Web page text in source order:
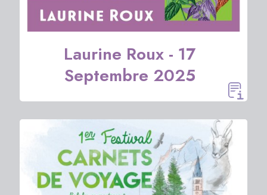
Laurine Roux - 17
Septembre 2025